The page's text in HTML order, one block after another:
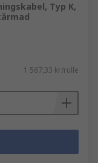
Typ K,
1 567,33 kr/rulle